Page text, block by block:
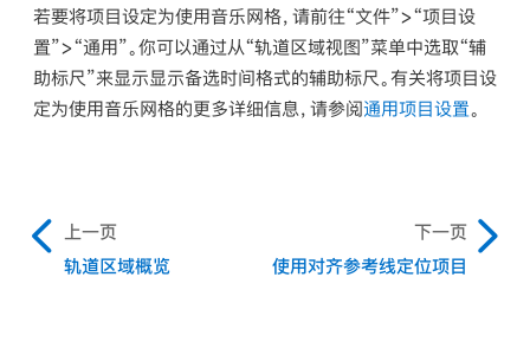
若要将项目设定为使用音乐网格，请前往“文件”>“项目设
置”>“通用”。你可以通过从“轨道区域视图”菜单中选取“辅
助标尺”来显示显示备选时间格式的辅助标尺。有关将项目设
定为使用音乐网格的更多详细信息，请参阅通用项目设置。
上一页
轨道区域概览
下一页
使用对齐参考线定位项目